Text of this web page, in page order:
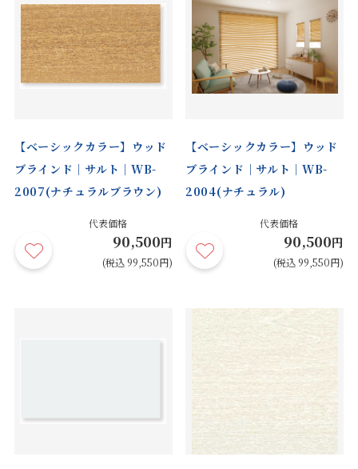
【ベーシックカラー】ウッド
ブラインド｜サルト｜WB-
2007(ナチュラルブラウン)
代表価格
90,500円
(税込 99,550円)
【ベーシックカラー】ウッド
ブラインド｜サルト｜WB-
2004(ナチュラル)
代表価格
90,500円
(税込 99,550円)